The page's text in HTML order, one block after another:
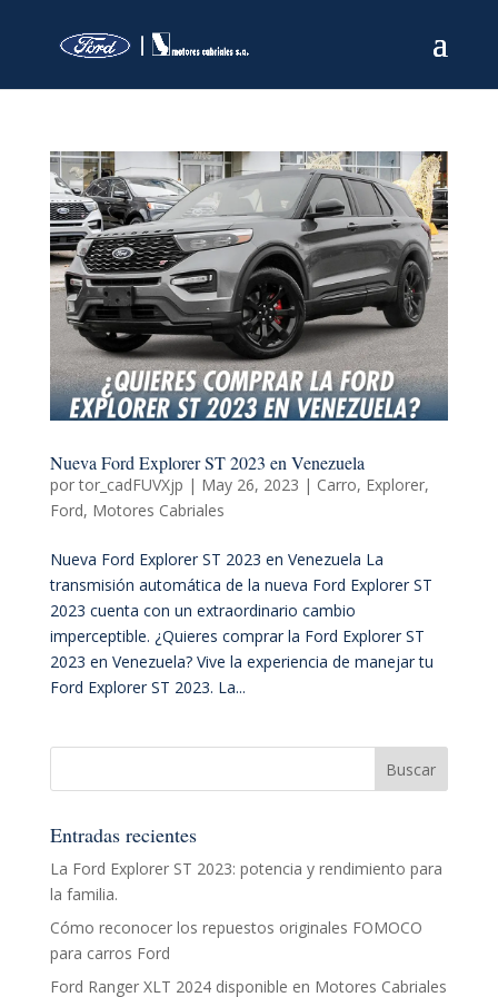
Nueva Ford Explorer ST 2023 en Venezuela
portor_cadFUVXjp | May 26, 2023 | Carro, Explorer,
Ford, Motores Cabriales
Nueva Ford Explorer ST 2023 en Venezuela La
transmisión automática de la nueva Ford Explorer ST
2023 cuenta con un extraordinario cambio
imperceptible. ¿Quieres comprar la Ford Explorer ST
2023 en Venezuela? Vive la experiencia de manejar tu
Ford Explorer ST 2023. La...
Entradas recientes
La Ford Explorer ST 2023: potencia y rendimiento para
la familia.
Cómo reconocer los repuestos originales FOMOCO
para carros Ford
Ford Ranger XLT 2024 disponible en Motores Cabriales